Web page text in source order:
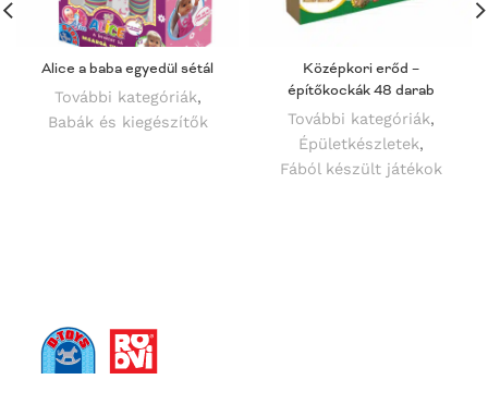
Alice a baba egyedül sétál
További kategóriák,
Babák és kiegészítők
Középkori erőd –
építőkockák 48 darab
További kategóriák,
Épületkészletek,
Fából készült játékok